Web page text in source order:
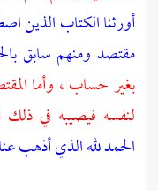
أورثنا الكتاب الذين
مقتصد ومنهم سابق
بغير حساب ، وأما
لنفسه فيصيبه في
الحمد لله الذي أذهب